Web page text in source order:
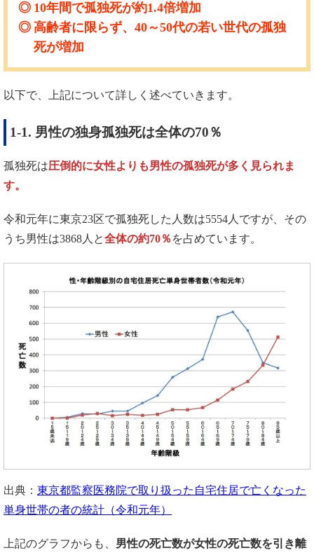
10年間で孤独死が約1.4倍増加
高齢者に限らず、 40～50代の若い世代の孤独
死が増加
以下で、上記について詳しく述べていきます。
1-1. 男性の独身孤独死は全体の70％
孤独死は圧倒的に女性よりも男性の孤独死が多く見られま
す。
令和元年に東京23区で孤独死した人数は5554人ですが、その
うち男性は3868人と全体の約70％ を占めています。
出典： 東京都監察医務院で取り扱った自宅住居で亡くなった
単身世帯の者の統計（令和元年）
上記のグラフからも、 男性の死亡数が女性の死亡数を引き離